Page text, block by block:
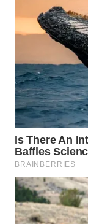
WN
SUKABUMI
PURWAKARTA
WN
PRIANGAN
TIMUR
WN
WN
SOLO